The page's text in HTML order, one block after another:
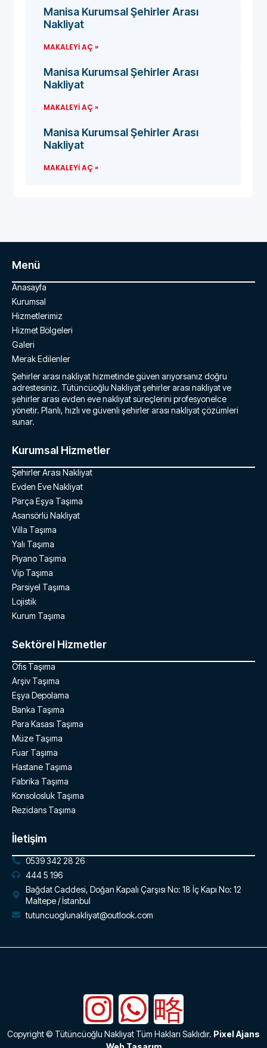
Manisa Kurumsal Şehirler Arası
Nakliyat
MAKALEYI AÇ »
Manisa Kurumsal Şehirler Arası
Nakliyat
MAKALEYI AÇ »
Manisa Kurumsal Şehirler Arası
Nakliyat
MAKALEYI AÇ »
Menü
Anasayfa
Kurumsal
Hizmetlerimiz
Hizmet Bölgeleri
Galeri
Merak Edilenler
Şehirler arası nakliyat hizmetinde güven arıyorsanız doğru
adrestesiniz. Tütüncüoğlu Nakliyat şehirler arası nakliyat ve
şehirler arası evden eve nakliyat süreçlerini profesyonelce
yönetir. Planlı, hızlı ve güvenli şehirler arası nakliyat çözümleri
sunar.
Kurumsal Hizmetler
Şehirler Arası Nakliyat
Evden Eve Nakliyat
Parça Eşya Taşıma
Asansörlü Nakliyat
Villa Taşıma
Yalı Taşıma
Piyano Taşıma
Vip Taşıma
Parsiyel Taşıma
Lojistik
Kurum Taşıma
Sektörel Hizmetler
Ofis Taşıma
Arşiv Taşıma
Eşya Depolama
Banka Taşıma
Para Kasası Taşıma
Müze Taşıma
Fuar Taşıma
Hastane Taşıma
Fabrika Taşıma
Konsolosluk Taşıma
Rezidans Taşıma
İletişim
0539 342 28 26
444 5 196
Bağdat Caddesi, Doğan Kapalı Çarşısı No: 18 İç Kapı No: 12
Maltepe / İstanbul
tutuncuoglunakliyat@outlook.com
Copyright © Tütüncüoğlu Nakliyat Tüm Hakları Saklıdır. Pixel Ajans